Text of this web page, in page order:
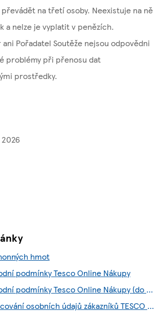
na třetí osoby. Neexistuje na ně
a nelze je vyplatit v penězích.
Pořadatel Soutěže nejsou odpovědni
problémy při přenosu dat
prostředky.
2026
hmot
podmínky Tesco Online Nákupy
Všeobecné obchodní podmínky Tesco Online Nákupy (do 28.7.2026)
Informace o zpracování osobních údajů zákazníků TESCO HNED služby